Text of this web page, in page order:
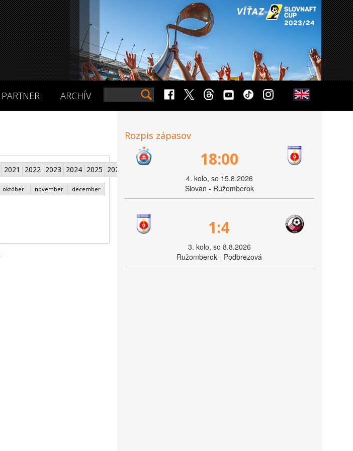
PARTNERI ARCHÍV
2021 2022 2023 2024 2025 2026
október november december
Rozpis zápasov
18:00
4. kolo, so 15.8.2026
Slovan - Ružomberok
1:4
3. kolo, so 8.8.2026
Ružomberok - Podbrezová